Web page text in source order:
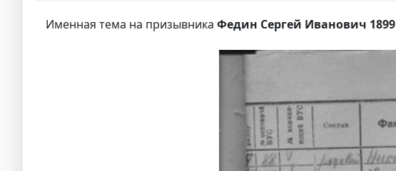
Именная тема на призывника Федин Сергей Иванович 1899